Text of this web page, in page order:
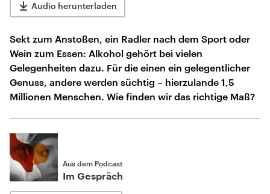
Audio herunterladen
Sekt zum Anstoßen, ein Radler nach dem Sport oder
Wein zum Essen: Alkohol gehört bei vielen
Gelegenheiten dazu. Für die einen ein gelegentlicher
Genuss, andere werden süchtig – hierzulande 1,5
Millionen Menschen. Wie finden wir das richtige Maß?
Aus dem Podcast
Im Gespräch